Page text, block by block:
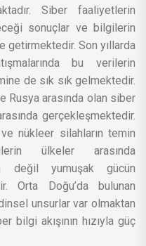
Siber faaliyetlerin
sonuçlar ve bilgilerin
getirmektedir. Son yıllarda
bu verilerin
de sık sık gelmektedir.
Rusya arasında olan siber
gerçekleşmektedir.
nükleer silahların temin
ülkeler arasında
değil yumuşak gücün
Orta Doğu’da bulunan
unsurlar var olmaktan
bilgi akışının hızıyla güç